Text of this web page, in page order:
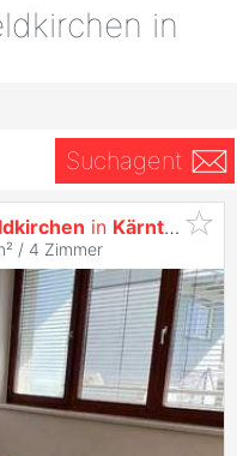
in
Suchagent
in Kärnten !"
/ 4 Zimmer